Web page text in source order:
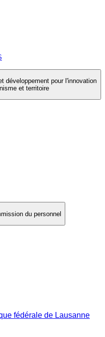
développement pour l'innovation
et territoire
du personnel